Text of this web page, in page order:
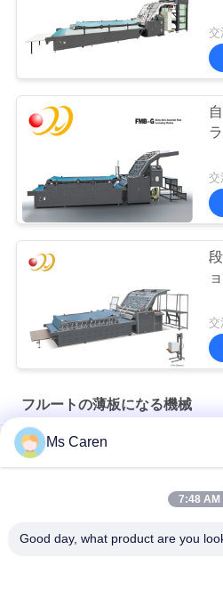
フルートの薄板になる機械
Pry-Jシリーズ マニュアル段ボール
Ms Caren
7:48 AM
Good day, what product are you